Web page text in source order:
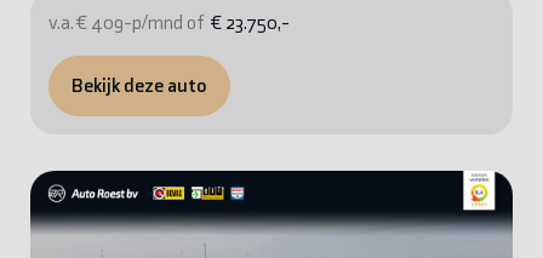
v.a. € 409-p/mnd of € 23.750,-
Bekijk deze auto